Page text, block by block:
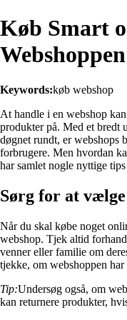
Køb Smart
Keywords:køb webshop
At handle i en webshop
produkter på. Med et bredt
døgnet rundt, er webshops
forbrugere. Men hvordan
har samlet nogle nyttige
Sørg for at
Når du skal købe noget
webshop. Tjek altid
venner eller familie om
tjekke, om webshoppen
Tip:Undersøg også, om
kan returnere produkter,